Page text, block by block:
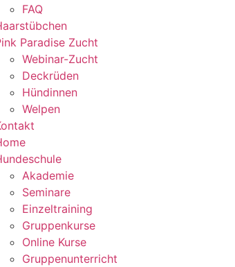
FAQ
Paradise Zucht
Webinar-Zucht
Deckrüden
Hündinnen
Welpen
Akademie
Seminare
Einzeltraining
Gruppenkurse
Online Kurse
Gruppenunterricht